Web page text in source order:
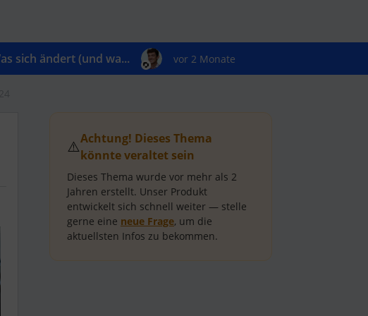
sich ändert (und wa... vor 2 Monate
⚠️Achtung! Dieses Thema
könnte veraltet sein
Dieses Thema wurde vor mehr als 2
Jahren erstellt. Unser Produkt
entwickelt sich schnell weiter — stelle
gerne eine neue Frage, um die
aktuellsten Infos zu bekommen.